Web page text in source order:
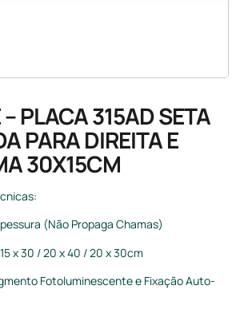
PLACA 315AD SETA
PARA DIREITA E
30X15CM
(Não Propaga Chamas)
x 30 / 20 x 40 / 20 x 30cm
Fotoluminescente e Fixação Auto-